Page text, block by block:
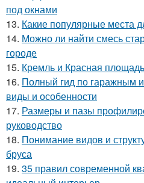
под окнами
13. Какие популярные места
14. Можно ли найти смесь
городе
15. Кремль и Красная
16. Полный гид по гаражным
виды и особенности
17. Размеры и пазы
руководство
18. Понимание видов и
бруса
19. 35 правил современной